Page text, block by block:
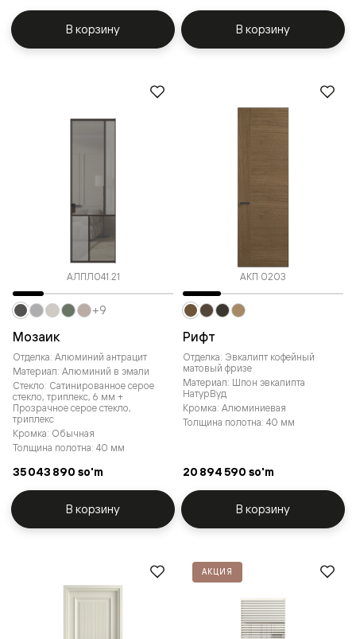
В корзину В корзину
АЛПЛ041.21
Мозаик
Отделка: Алюминий антрацит
Материал: Алюминий в эмали
Стекло: Сатинированное серое
стекло, триплекс, 6 мм +
Прозрачное серое стекло,
триплекс
Кромка: Обычная
Толщина полотна: 40 мм
35 043 890 so'm
+9
В корзину
АКП 0203
Рифт
Отделка: Эвкалипт кофейный
матовый фризе
Материал: Шпон эвкалипта
НатурВуд
Кромка: Алюминиевая
Толщина полотна: 40 мм
20 894 590 so'm
В корзину
АКЦИЯ